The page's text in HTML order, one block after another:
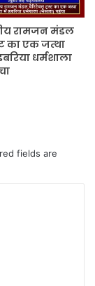
रामजन मंडल
का एक जत्था
धर्मशाला
fields are